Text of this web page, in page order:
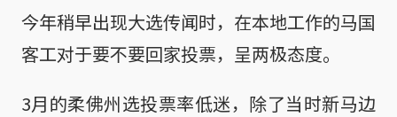
今年稍早出现大选传闻时，在本地工作的马国
客工对于要不要回家投票，呈两极态度。
3月的柔佛州选投票率低迷，除了当时新马边